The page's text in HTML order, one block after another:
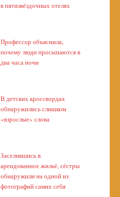
в пятизвёздочных отелях
Профессор объяснила,
почему люди просыпаются в
два часа ночи
В детских кроссвордах
обнаружились слишком
«взрослые» слова
Заселившись в
арендованное жильё, сёстры
обнаружили на одной из
фотографий самих себя